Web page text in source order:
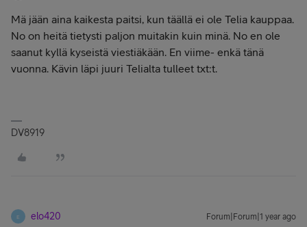
Mä jään aina kaikesta paitsi, kun täällä ei ole Telia kauppaa.
No on heitä tietysti paljon muitakin kuin minä. No en ole
saanut kyllä kyseistä viestiäkään. En viime- enkä tänä
vuonna. Kävin läpi juuri Telialta tulleet txt:t.
DV8919
E elo420 Forum|Forum|1 year ago